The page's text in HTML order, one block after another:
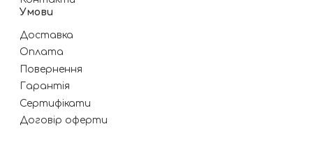
Умови
Доставка
Оплата
Повернення
Гарантія
Сертифікати
Договір оферти